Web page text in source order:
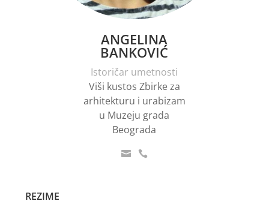
ANGELINA
BANKOVIĆ
Istoričar umetnosti
Viši kustos Zbirke za
arhitekturu i urabizam
u Muzeju grada
Beograda
 
REZIME